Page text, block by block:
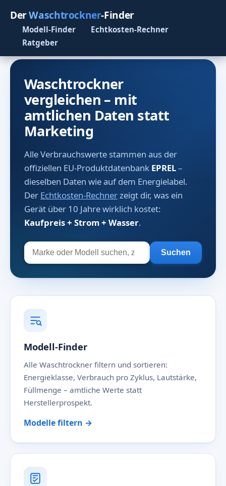
DerWaschtrockner-Finder
Modell-Finder
Echtkosten-Rechner
Ratgeber
Waschtrockner
vergleichen – mit
amtlichen Daten statt
Marketing
Alle Verbrauchswerte stammen aus der
offiziellen EU-Produktdatenbank EPREL–
dieselben Daten wie auf dem Energielabel.
Der Echtkosten-Rechnerzeigt dir, was ein
Gerät über 10 Jahre wirklich kostet:
Kaufpreis + Strom + Wasser.
Suchen
Modell-Finder
Alle Waschtrockner filtern und sortieren:
Energieklasse, Verbrauch pro Zyklus, Lautstärke,
Füllmenge – amtliche Werte statt
Herstellerprospekt.
Modelle filtern →